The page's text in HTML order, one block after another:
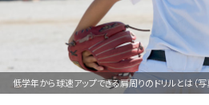
低学年から球速アップできる肩周りのドリルとは（写